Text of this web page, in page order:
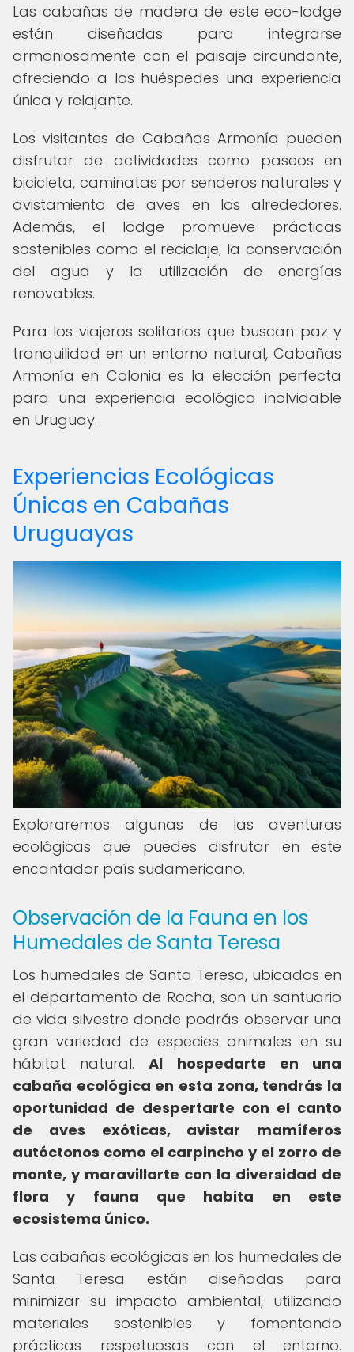
Las cabañas de madera de este eco-lodge
están diseñadas para integrarse
armoniosamente con el paisaje circundante,
ofreciendo a los huéspedes una experiencia
única y relajante.
Los visitantes de Cabañas Armonía pueden
disfrutar de actividades como paseos en
bicicleta, caminatas por senderos naturales y
avistamiento de aves en los alrededores.
Además, el lodge promueve prácticas
sostenibles como el reciclaje, la conservación
del agua y la utilización de energías
renovables.
Para los viajeros solitarios que buscan paz y
tranquilidad en un entorno natural, Cabañas
Armonía en Colonia es la elección perfecta
para una experiencia ecológica inolvidable
en Uruguay.
Experiencias Ecológicas
Únicas en Cabañas
Uruguayas
Exploraremos algunas de las aventuras
ecológicas que puedes disfrutar en este
encantador país sudamericano.
Observación de la Fauna en los
Humedales de Santa Teresa
Los humedales de Santa Teresa, ubicados en
el departamento de Rocha, son un santuario
de vida silvestre donde podrás observar una
gran variedad de especies animales en su
hábitat natural.Al hospedarte en una
cabaña ecológica en esta zona, tendrás la
oportunidad de despertarte con el canto
de aves exóticas, avistar mamíferos
autóctonos como el carpincho y el zorro de
monte, y maravillarte con la diversidad de
flora y fauna que habita en este
ecosistema único.
Las cabañas ecológicas en los humedales de
Santa Teresa están diseñadas para
minimizar su impacto ambiental, utilizando
materiales sostenibles y fomentando
prácticas respetuosas con el entorno.